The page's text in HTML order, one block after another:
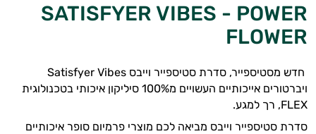
ומתנות
מדריכים
SATISFYER VIBES - POWER
FLOWER
חדש מסטיספייר, סדרת סטיספייר וייבס Satisfyer Vibes
ויברטורים אייכותיים העשויים מ100% סיליקון איכותי בטכנולוגית
FLEX, רך למגע.
סדרת סטיספייר וייבס מביאה לכם מוצרי פרמיום סופר איכותיים